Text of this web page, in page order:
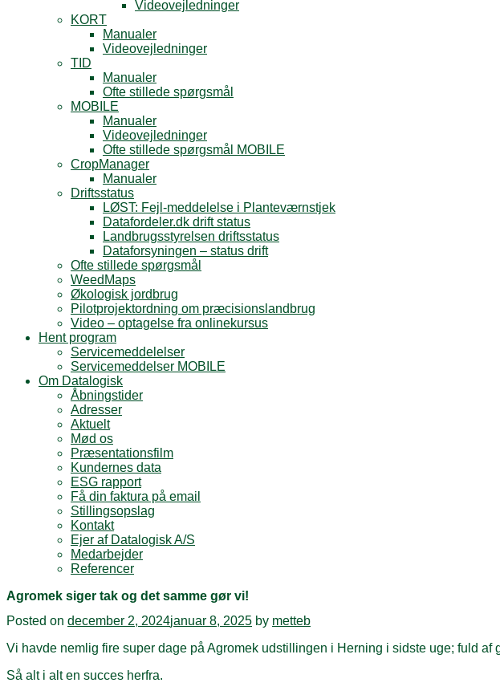
Videovejledninger
KORT
Manualer
Videovejledninger
TID
Manualer
Ofte stillede spørgsmål
MOBILE
Manualer
Videovejledninger
Ofte stillede spørgsmål MOBILE
CropManager
Manualer
Driftsstatus
LØST: Fejl-meddelelse i Planteværnstjek
Datafordeler.dk drift status
Landbrugsstyrelsen driftsstatus
Dataforsyningen – status drift
Ofte stillede spørgsmål
WeedMaps
Økologisk jordbrug
Pilotprojektordning om præcisionslandbrug
Video – optagelse fra onlinekursus
Hent program
Servicemeddelelser
Servicemeddelser MOBILE
Om Datalogisk
Åbningstider
Adresser
Aktuelt
Mød os
Præsentationsfilm
Kundernes data
ESG rapport
Få din faktura på email
Stillingsopslag
Kontakt
Ejer af Datalogisk A/S
Medarbejder
Referencer
Agromek siger tak og det samme gør vi!
Posted on december 2, 2024januar 8, 2025 by metteb
Vi havde nemlig fire super dage på Agromek udstillingen i Herning i sidste uge; fuld
Så alt i alt en succes herfra.